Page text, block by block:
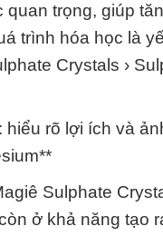
quan trọng, giúp
trình hóa học là
Crystals ›
rõ lợi ích và
Sulphate
ở khả năng tạo